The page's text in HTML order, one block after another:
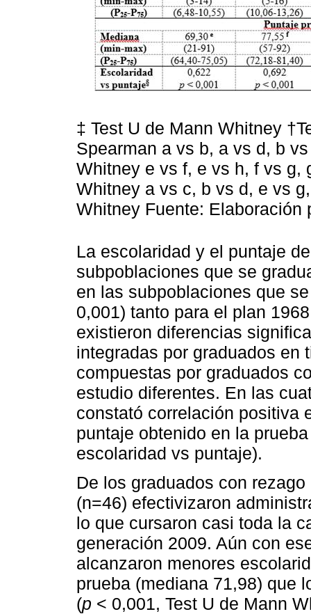
‡ Test U de Mann Whitney
Spearman a vs b, a vs d, b
Whitney e vs f, e vs h, f vs g,
Whitney a vs c, b vs d, e vs
Whitney Fuente: Elaboración
La escolaridad y el puntaje
subpoblaciones que se
en las subpoblaciones que
0,001) tanto para el plan
existieron diferencias
integradas por graduados en
compuestas por graduados
estudio diferentes. En las
constató correlación positiva
puntaje obtenido en la
escolaridad vs puntaje).
De los graduados con
(n=46) efectivizaron
lo que cursaron casi toda la
generación 2009. Aún con
alcanzaron menores
prueba (mediana 71,98) que
(p < 0,001, Test U de Mann